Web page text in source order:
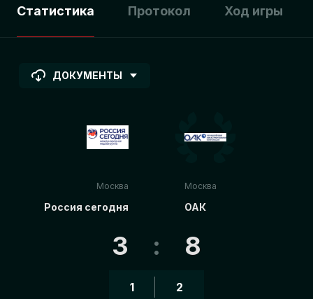
Статистика Протокол Ход игры
ДОКУМЕНТЫ
Москва
Россия сегодня
3 : 8
1 2
Москва
ОАК